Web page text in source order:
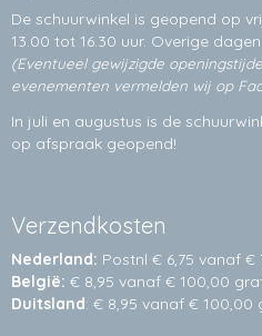
De schuurwinkel is geopend op
13.00 tot 16.30 uur. Overige
(Eventueel gewijzigde
evenementen vermelden wij op
In juli en augustus is de
op afspraak geopend!
Verzendkosten
Nederland: Postnl € 6,75 vanaf €
België: € 8,95 vanaf € 100,00
Duitsland: € 8,95 vanaf € 100,00